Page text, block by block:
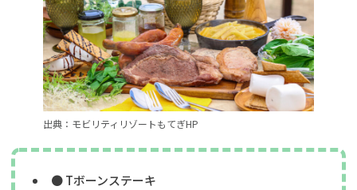
出典：モビリティリゾートもてぎHP
● Tボーンステーキ